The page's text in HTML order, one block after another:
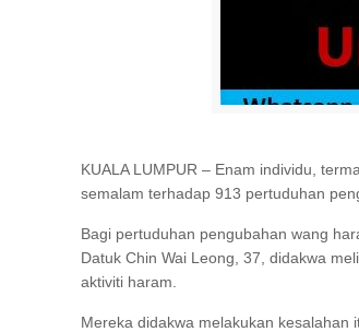
KUALA LUMPUR – Enam individu,
semalam terhadap 913 pertuduhan
Bagi pertuduhan pengubahan wang
Datuk Chin Wai Leong, 37, didakwa
aktiviti haram.
Mereka didakwa melakukan kesalahan